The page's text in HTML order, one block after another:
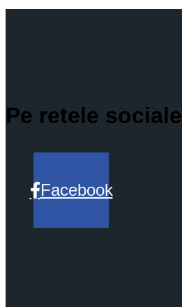
Pe retele sociale
Facebook